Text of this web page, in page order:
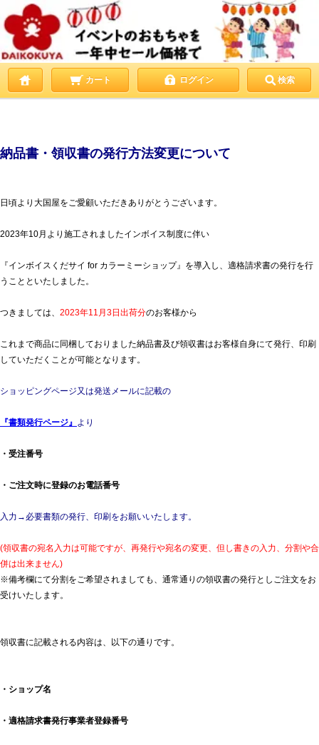
カート ログイン 検索
納品書・領収書の発行方法変更について
日頃より大国屋をご愛顧いただきありがとうございます。
2023年10月より施工されましたインボイス制度に伴い
『インボイスくだサイ for カラーミーショップ』を導入し、適格請求書の発行を行
うことといたしました。
つきましては、 2023年11月3日出荷分のお客様から
これまで商品に同梱しておりました納品書及び領収書はお客様自身にて発行、印刷
していただくことが可能となります。
ショッピングページ又は発送メールに記載の
『書類発行ページ』 より
・受注番号
・ご注文時に登録のお電話番号
入力→必要書類の発行、印刷をお願いいたします。
(領収書の宛名入力は可能ですが、再発行や宛名の変更、但し書きの入力、分割や合
併は出来ません)
※備考欄にて分割をご希望されましても、通常通りの領収書の発行としご注文をお
受けいたします。
領収書に記載される内容は、以下の通りです。
・ショップ名
・適格請求書発行事業者登録番号